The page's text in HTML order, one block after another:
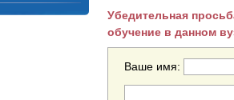
Убедительная
обучение в данном
Ваше имя: